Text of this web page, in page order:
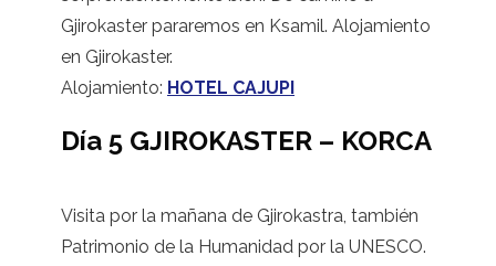
Gjirokaster pararemos en Ksamil. Alojamiento
en Gjirokaster.
Alojamiento: HOTEL CAJUPI
Día 5 GJIROKASTER – KORCA
Visita por la mañana de Gjirokastra, también
Patrimonio de la Humanidad por la UNESCO.